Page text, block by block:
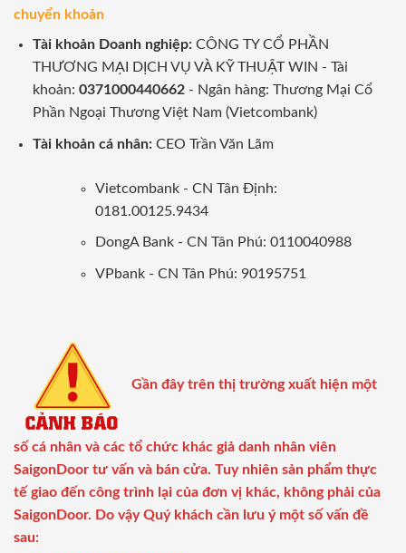
chuyển khoản
Tài khoản Doanh nghiệp:CÔNG TY CỔ PHẦN
THƯƠNG MẠI DỊCH VỤ VÀ KỸ THUẬT WIN - Tài
khoản: 0371000440662- Ngân hàng: Thương Mại Cổ
Phần Ngoại Thương Việt Nam (Vietcombank)
Tài khoản cá nhân: CEO Trần Văn Lãm
Vietcombank - CN Tân Định:
0181.00125.9434
DongA Bank - CN Tân Phú: 0110040988
VPbank - CN Tân Phú: 90195751
Gần đây trên thị trường xuất hiện một
số cá nhân và các tổ chức khác giả danh nhân viên
SaigonDoor tư vấn và bán cửa. Tuy nhiên sản phẩm thực
tế giao đến công trình lại của đơn vị khác, không phải của
SaigonDoor. Do vậy Quý khách cần lưu ý một số vấn đề
sau: